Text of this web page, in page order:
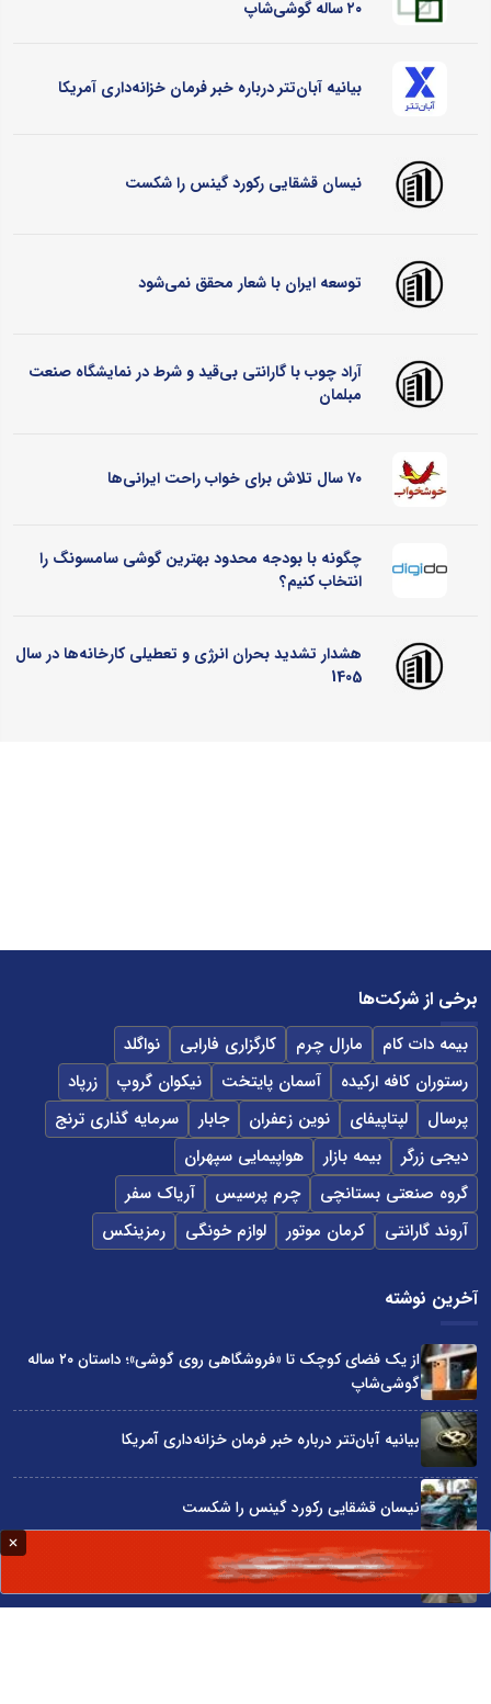
۲۰ ساله گوشی‌شاپ
بیانیه آبان‌تتر درباره خبر فرمان خزانه‌داری آمریکا
نیسان قشقایی رکورد گینس را شکست
توسعه ایران با شعار محقق نمی‌شود
آراد چوب با گارانتی بی‌قید و شرط در نمایشگاه صنعت
مبلمان
۷۰ سال تلاش برای خواب راحت ایرانی‌ها
چگونه با بودجه محدود بهترین گوشی سامسونگ را
انتخاب کنیم؟
هشدار تشدید بحران انرژی و تعطیلی کارخانه‌ها در سال
1405
برخی از شرکت‌ها
بیمه دات کام مارال چرم کارگزاری فارابی
نواگلد
رستوران کافه ارکیده
آسمان پایتخت نیکوان گروپ
زرپاد
پرسال
لپتاپیفای نوین زعفران جابار
سرمایه گذاری ترنج
دیجی زرگر
بیمه بازار
هواپیمایی سپهران
گروه صنعتی بستانچی
چرم پرسیس
آریاک سفر
آروند گارانتی
کرمان موتور لوازم خونگی رمزینکس
آخرین نوشته
از یک فضای کوچک تا «فروشگاهی روی گوشی»؛ داستان ۲۰ ساله
گوشی‌شاپ
بیانیه آبان‌تتر درباره خبر فرمان خزانه‌داری آمریکا
نیسان قشقایی رکورد گینس را شکست
توسعه ایران با شعار محقق نمی‌شود